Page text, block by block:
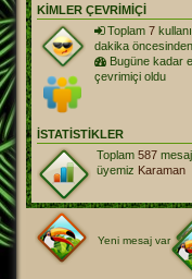
KIMLER ÇEVRIMIÇI
Toplam 7
dakika öncesinden
Bugüne kadar
çevrimiçi oldu
İSTATISTIKLER
Toplam 587
üyemiz Karaman
Yeni mesaj var